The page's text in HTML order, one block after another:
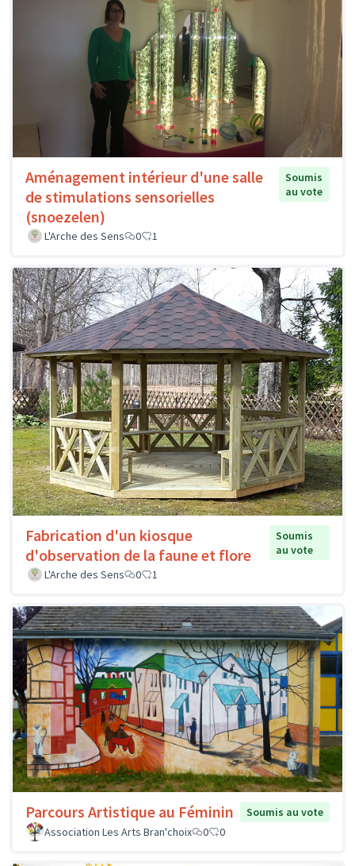
Aménagement intérieur d'une salle
de stimulations sensorielles
(snoezelen)
Soumis
au vote
L'Arche des Sens 0 1
Fabrication d'un kiosque
d'observation de la faune et flore
Soumis
au vote
L'Arche des Sens
0 1
Parcours Artistique au Féminin
Soumis au vote
Association Les Arts Bran'choix
0 0